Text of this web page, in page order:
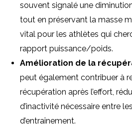
souvent signalé une
tout en préservant la masse
vital pour les athlètes qui
rapport puissance/poids.
Amélioration de la
peut également contribuer à
récupération après l’effort,
d’inactivité nécessaire entre
d’entraînement.